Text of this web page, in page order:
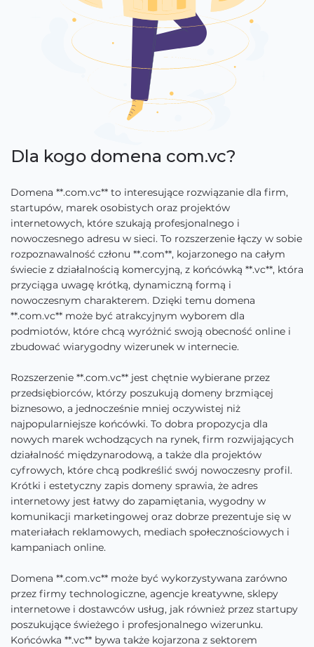
Dla kogo domena com.vc?
Domena **.com.vc** to interesujące rozwiązanie dla firm,
startupów, marek osobistych oraz projektów
internetowych, które szukają profesjonalnego i
nowoczesnego adresu w sieci. To rozszerzenie łączy w sobie
rozpoznawalność członu **.com**, kojarzonego na całym
świecie z działalnością komercyjną, z końcówką **.vc**, która
przyciąga uwagę krótką, dynamiczną formą i
nowoczesnym charakterem. Dzięki temu domena
**.com.vc** może być atrakcyjnym wyborem dla
podmiotów, które chcą wyróżnić swoją obecność online i
zbudować wiarygodny wizerunek w internecie.
Rozszerzenie **.com.vc** jest chętnie wybierane przez
przedsiębiorców, którzy poszukują domeny brzmiącej
biznesowo, a jednocześnie mniej oczywistej niż
najpopularniejsze końcówki. To dobra propozycja dla
nowych marek wchodzących na rynek, firm rozwijających
działalność międzynarodową, a także dla projektów
cyfrowych, które chcą podkreślić swój nowoczesny profil.
Krótki i estetyczny zapis domeny sprawia, że adres
internetowy jest łatwy do zapamiętania, wygodny w
komunikacji marketingowej oraz dobrze prezentuje się w
materiałach reklamowych, mediach społecznościowych i
kampaniach online.
Domena **.com.vc** może być wykorzystywana zarówno
przez firmy technologiczne, agencje kreatywne, sklepy
internetowe i dostawców usług, jak również przez startupy
poszukujące świeżego i profesjonalnego wizerunku.
Końcówka **.vc** bywa także kojarzona z sektorem